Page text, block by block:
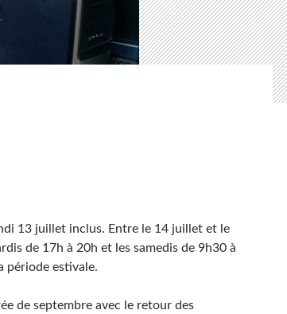
13 juillet inclus. Entre le 14 juillet et le
de 17h à 20h et les samedis de 9h30 à
période estivale.
de septembre avec le retour des